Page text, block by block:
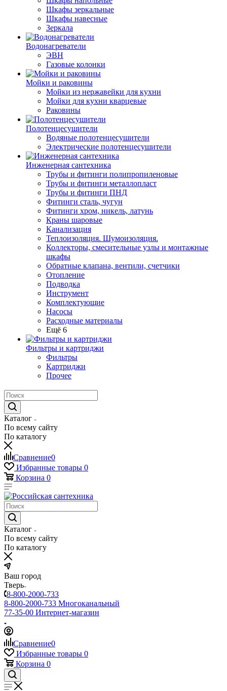
Шкафы зеркальные
Шкафы навесные
Зеркала
Водонагреватели
ЭВН
Газовые колонки
Мойки и раковины
Мойки из нержавейки для кухни
Мойки для кухни кварцевые
Раковины
Полотенцесушители
Водяные полотенцесушители
Электрические полотенцесушители
Инженерная сантехника
Трубы и фитинги полипропиленовые
Трубы и фитинги металлопласт
Трубы и фитинги ПНД
Фитинги сталь, чугун
Фитинги хром, никель, латунь
Краны шаровые
Канализация
Теплоизоляция. Шумоизоляция.
Коллекторы, смесительные узлы и монтажные
шкафы
Обратные клапана, вентили, счетчики
Отопление
Подводка
Инструмент
Комплектующие
Насосы
Расходные материалы
Ещё 6
Фильтры и картриджи
Фильтры
Картриджи
Прочее
Каталог
По всему сайту
По каталогу
Сравнение0
Избранные товары 0
Корзина 0
Каталог
По всему сайту
По каталогу
Ваш город
Тверь
8-800-2000-733
8-800-2000-733 Многоканальный
77-35-00 Интернет-магазин
Сравнение0
Избранные товары 0
Корзина 0